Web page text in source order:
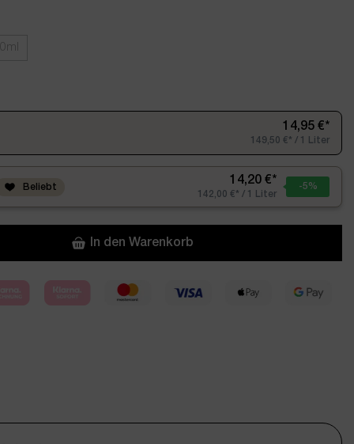
14,95 €*
149,50 €* / 1 Liter
Beliebt
14,20 €*
142,00 €* / 1 Liter
-5%
In den Warenkorb